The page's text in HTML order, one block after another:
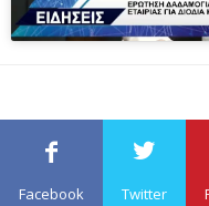
Facebook Twitter